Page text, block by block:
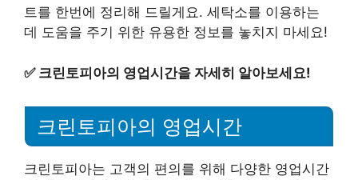
트를 한번에 정리해 드릴게요. 세탁소를 이용하는
데 도움을 주기 위한 유용한 정보를 놓치지 마세요!
✅ 크린토피아의 영업시간을 자세히 알아보세요!
크린토피아의 영업시간
크린토피아는 고객의 편의를 위해 다양한 영업시간